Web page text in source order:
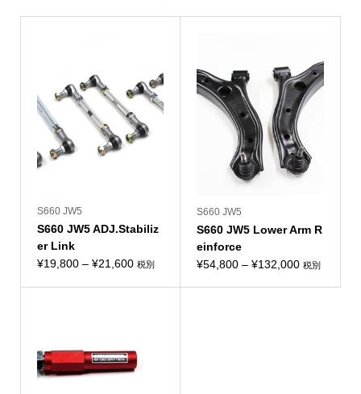
S660 JW5
S660 JW5 ADJ.Stabiliz
er Link
¥19,800 – ¥21,600価税別
S660 JW5
S660 JW5 Lower Arm R
einforce
¥54,800 – ¥132,000価税別